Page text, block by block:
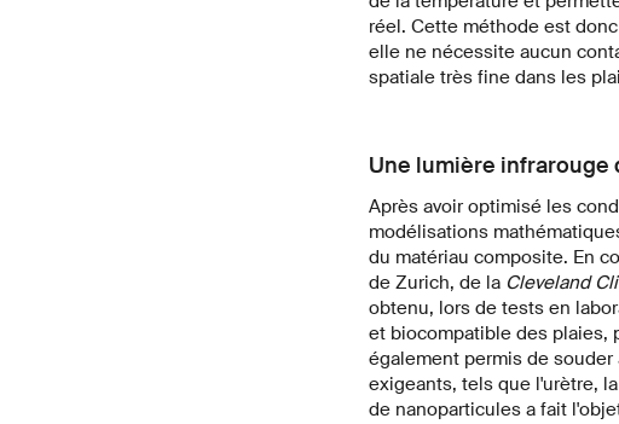
réel. Cette méthode est
elle ne nécessite aucun
spatiale très fine dans les
Une lumière infrarouge
Après avoir optimisé les
modélisations
du matériau composite. En
de Zurich, de la Cleveland
obtenu, lors de tests en
et biocompatible des plaies,
également permis de
exigeants, tels que l'urètre,
de nanoparticules a fait